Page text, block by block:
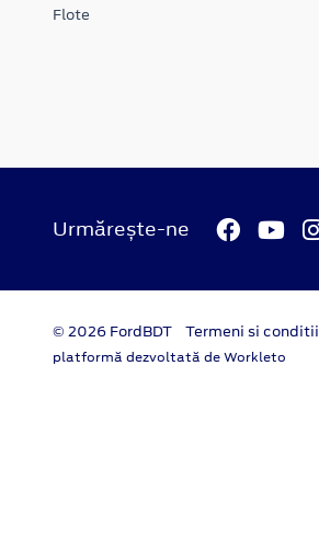
Flote
Urmărește-ne
© 2026 FordBDT Termeni si conditii
platformă dezvoltată de Workleto